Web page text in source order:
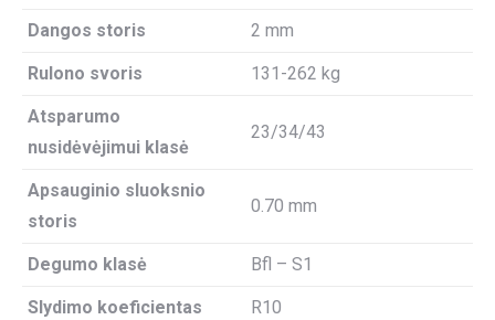
Dangos storis 2 mm
Rulono svoris 131-262 kg
Atsparumo
nusidėvėjimui klasė
23/34/43
Apsauginio sluoksnio
storis
0.70 mm
Degumo klasė Bfl – S1
Slydimo koeficientas R10